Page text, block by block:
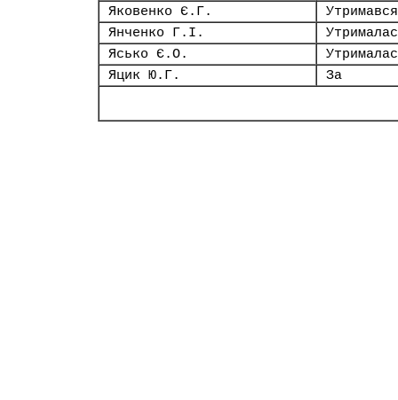
Яковенко Є.Г.
Утримався
Янченко Г.І.
Ясько Є.О.
Яцик Ю.Г.
За